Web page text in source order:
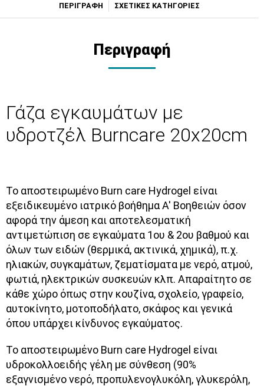
ΠΕΡΙΓΡΑΦΗ ΣΧΕΤΙΚΕΣ ΚΑΤΗΓΟΡΙΕΣ
Περιγραφή
Γάζα εγκαυμάτων με
υδροτζέλ Burncare 20x20cm
To αποστειρωμένο Burn care Hydrogel είναι
εξειδικευμένο ιατρικό βοήθημα Α' Βοηθειών όσον
αφορά την άμεση και αποτελεσματική
αντιμετώπιση σε εγκαύματα 1ου & 2ου βαθμού και
όλων των ειδών (θερμικά, ακτινικά, χημικά), π.χ.
ηλιακών, συγκαμάτων, ζεματίσματα με νερό, ατμού,
φωτιά, ηλεκτρικών συσκευών κλπ. Απαραίτητο σε
κάθε χώρο όπως στην κουζίνα, σχολείο, γραφείο,
αυτοκίνητο, μοτοποδήλατο, σκάφος και γενικά
όπου υπάρχει κίνδυνος εγκαύματος.
Το αποστειρωμένο Burn care Hydrogel είναι
υδροκολλοειδής γέλη με σύνθεση (90%
εξαγνισμένο νερό, προπυλενογλυκόλη, γλυκερόλη,